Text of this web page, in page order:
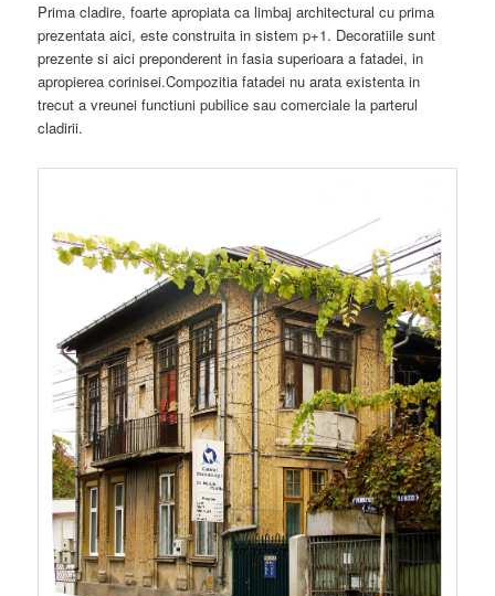
Prima cladire, foarte apropiata ca limbaj architectural cu prima
prezentata aici, este construita in sistem p+1. Decoratiile sunt
prezente si aici preponderent in fasia superioara a fatadei, in
apropierea corinisei.Compozitia fatadei nu arata existenta in
trecut a vreunei functiuni pubilice sau comerciale la parterul
cladirii.